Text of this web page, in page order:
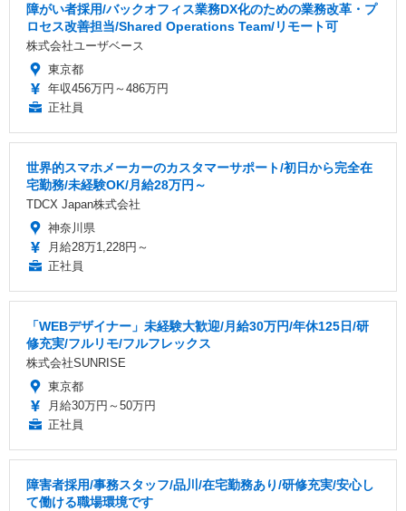
障がい者採用/バックオフィス業務DX化のための業務改革・プ
ロセス改善担当/Shared Operations Team/リモート可
株式会社ユーザベース
東京都
年収456万円～486万円
正社員
世界的スマホメーカーのカスタマーサポート/初日から完全在
宅勤務/未経験OK/月給28万円～
TDCX Japan株式会社
神奈川県
月給28万1,228円～
正社員
「WEBデザイナー」未経験大歓迎/月給30万円/年休125日/研
修充実/フルリモ/フルフレックス
株式会社SUNRISE
東京都
月給30万円～50万円
正社員
障害者採用/事務スタッフ/品川/在宅勤務あり/研修充実/安心し
て働ける職場環境です